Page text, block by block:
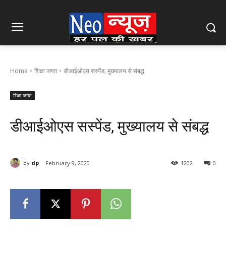
Home शिक्षा जगत डीआईओएस सस्पेंड, मुख्यालय से संबद्ध
शिक्षा जगत
डीआईओएस सस्पेंड, मुख्यालय से संबद्ध
By dp February 9, 2020 0
1202